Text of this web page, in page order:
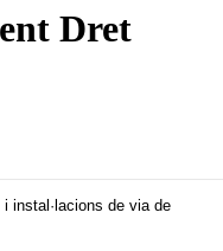
Dret
instal·lacions de via de